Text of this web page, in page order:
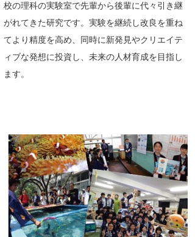
校の理科の実験室で先輩から後輩に代々引き継
がれてきた研究です。実験を継続し改良を重ね
てより精度を高め、同時に新発見やクリエイテ
ィブな発想に投資し、未来の人材育成を目指し
ます。